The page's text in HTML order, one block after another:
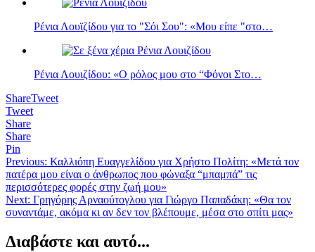
Ρένια Λουϊζίδου για το "Σόι Σου": «Μου είπε "στο…
Ρένια Λουιζίδου: «Ο ρόλος μου στο “Φόνοι Στο…
ShareTweet
Tweet
Share
Share
Pin
Πλοήγηση
άρθρων
Previous: Καλλιόπη Ευαγγελίδου για Χρήστο Πολίτη: «Μετά τον
πατέρα μου είναι ο άνθρωπος που φώναξα “μπαμπά” τις
περισσότερες φορές στην ζωή μου»
Next: Γρηγόρης Αρναούτογλου για Γιώργο Παπαδάκη: «Θα τον
συναντάμε, ακόμα κι αν δεν τον βλέπουμε, μέσα στο σπίτι μας»
Διαβάστε και αυτό...